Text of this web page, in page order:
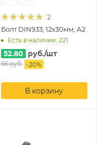
2
Болт DIN933, 12х30мм, А2
Есть в наличии: 221
52.80 руб./шт
66руб. -20%
В корзину